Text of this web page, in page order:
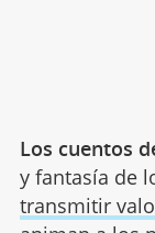
Los cuentos
y fantasía de
transmitir